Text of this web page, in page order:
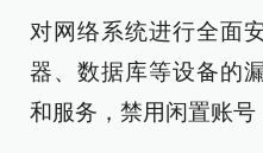
对网络系统进行全面
器、数据库等设备的
和服务，禁用闲置账号